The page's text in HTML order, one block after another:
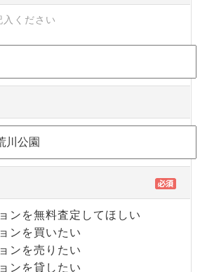
ください
ンを無料査定してほしい
ンを買いたい
ンを売りたい
ンを貸したい